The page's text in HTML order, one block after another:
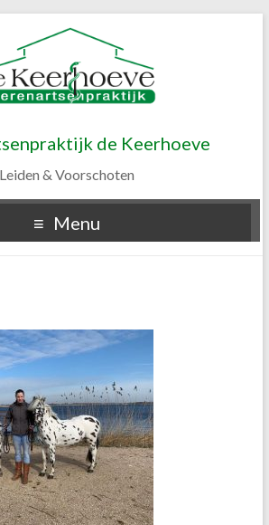
de Keerhoeve
Leiden & Voorschoten
Menu